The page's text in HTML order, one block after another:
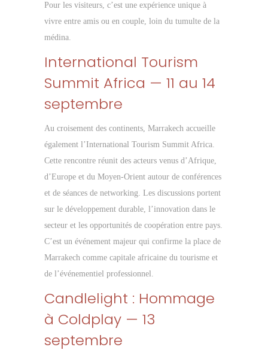
Pour les visiteurs, c’est une expérience unique à
vivre entre amis ou en couple, loin du tumulte de la
médina.
International Tourism
Summit Africa — 11 au 14
septembre
Au croisement des continents, Marrakech accueille
également l’International Tourism Summit Africa.
Cette rencontre réunit des acteurs venus d’Afrique,
d’Europe et du Moyen-Orient autour de conférences
et de séances de networking. Les discussions portent
sur le développement durable, l’innovation dans le
secteur et les opportunités de coopération entre pays.
C’est un événement majeur qui confirme la place de
Marrakech comme capitale africaine du tourisme et
de l’événementiel professionnel.
Candlelight : Hommage
à Coldplay — 13
septembre